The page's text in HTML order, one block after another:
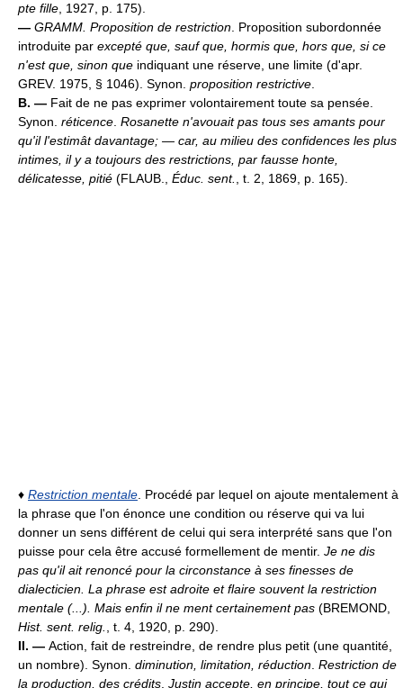
pte fille , 1927, p. 175).
— GRAMM. Proposition de restriction . Proposition subordonnée
introduite par excepté que, sauf que, hormis que, hors que, si ce
n'est que, sinon que indiquant une réserve, une limite (d'apr.
GREV. 1975, § 1046). Synon. proposition restrictive
B. — Fait de ne pas exprimer volontairement toute sa pensée.
Synon. réticence Rosanette n'avouait pas tous ses amants pour
qu'il l'estimât davantage; — car, au milieu des confidences les plus
intimes, il y a toujours des restrictions, par fausse honte,
délicatesse, pitié (FLAUB., Éduc. sent. , t. 2, 1869, p. 165).
♦ Restriction mentale . Procédé par lequel on ajoute mentalement à
la phrase que l'on énonce une condition ou réserve qui va lui
donner un sens différent de celui qui sera interprété sans que l'on
puisse pour cela être accusé formellement de mentir. Je ne dis
pas qu'il ait renoncé pour la circonstance à ses finesses de
dialecticien. La phrase est adroite et flaire souvent la restriction
mentale (...). Mais enfin il ne ment certainement pas (BREMOND,
Hist. sent. relig.
, t. 4, 1920, p. 290).
II. — Action, fait de restreindre, de rendre plus petit (une quantité,
un nombre). Synon. diminution, limitation, réduction Restriction de
la production, des crédits Justin accepte, en principe, tout ce qui